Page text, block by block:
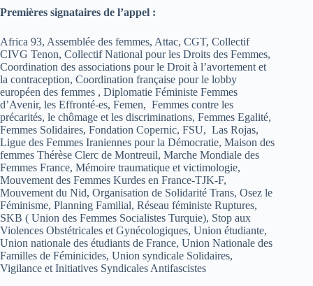
Premières signataires de l’appel :
Africa 93, Assemblée des femmes, Attac, CGT, Collectif
CIVG Tenon, Collectif National pour les Droits des Femmes,
Coordination des associations pour le Droit à l’avortement et
la contraception, Coordination française pour le lobby
européen des femmes , Diplomatie Féministe Femmes
d’Avenir, les Effronté-es, Femen, Femmes contre les
précarités, le chômage et les discriminations, Femmes Egalité,
Femmes Solidaires, Fondation Copernic, FSU, Las Rojas,
Ligue des Femmes Iraniennes pour la Démocratie, Maison des
femmes Thérèse Clerc de Montreuil, Marche Mondiale des
Femmes France, Mémoire traumatique et victimologie,
Mouvement des Femmes Kurdes en France-TJK-F,
Mouvement du Nid, Organisation de Solidarité Trans, Osez le
Féminisme, Planning Familial, Réseau féministe Ruptures,
SKB ( Union des Femmes Socialistes Turquie), Stop aux
Violences Obstétricales et Gynécologiques, Union étudiante,
Union nationale des étudiants de France, Union Nationale des
Familles de Féminicides, Union syndicale Solidaires,
Vigilance et Initiatives Syndicales Antifascistes